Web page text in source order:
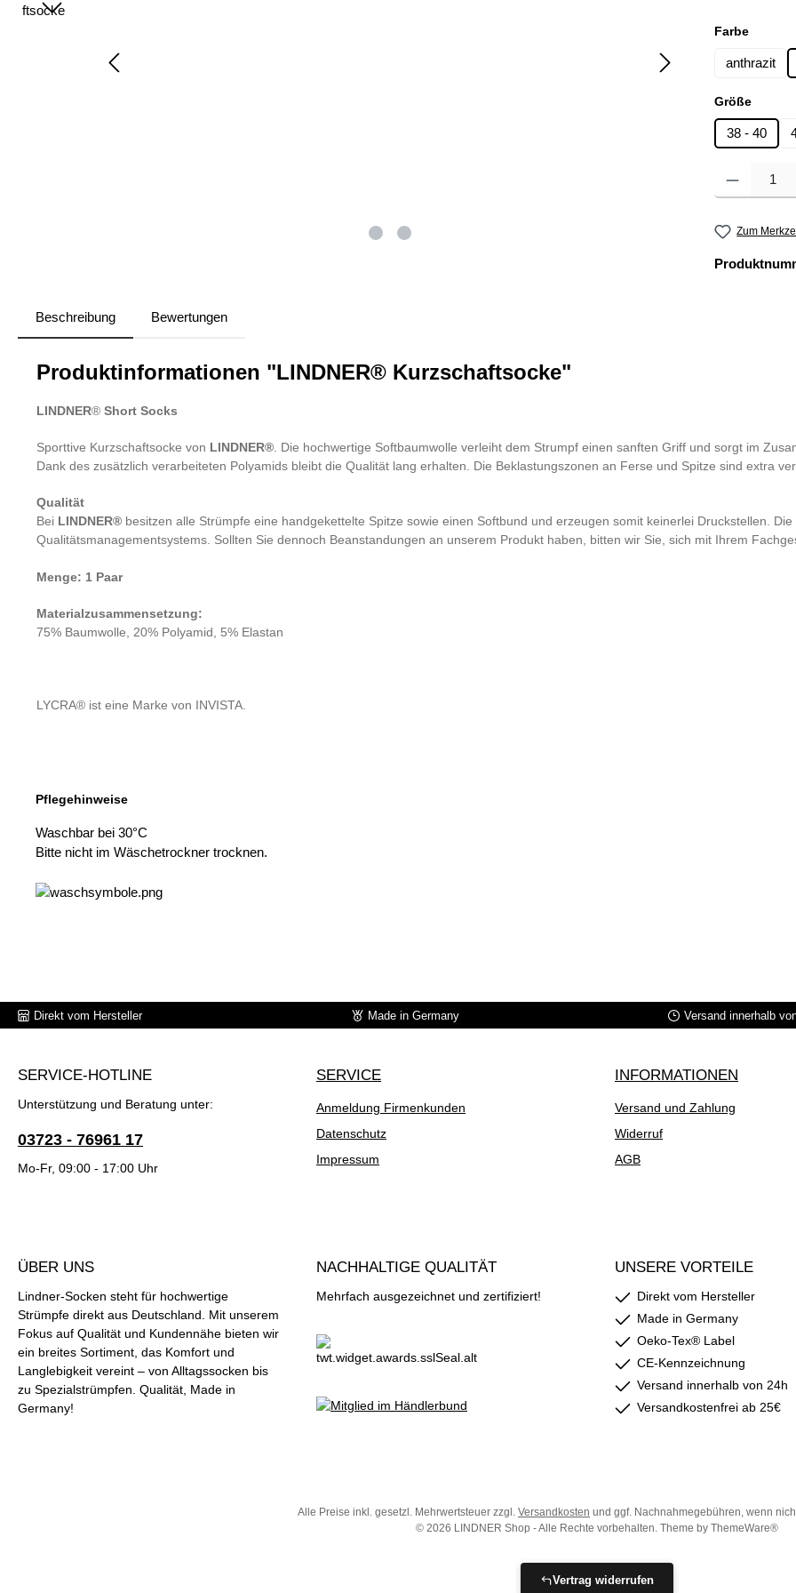
Farbe
anthrazit
Größe
38 - 40
Produkt
Zum
Beschreibung Bewertungen
Produktinformationen "LINDNER® Kurzschaftsocke"
LINDNER® Short Socks
Sporttive Kurzschaftsocke von LINDNER®. Die hochwertige Softbaumwolle verleiht dem Strumpf einen sanften Griff und sorgt im
Dank des zusätzlich verarbeiteten Polyamids bleibt die Qualität lang erhalten. Die Beklastungszonen an Ferse und Spitze sind extra
Qualität
Bei LINDNER® besitzen alle Strümpfe eine handgekettelte Spitze sowie einen Softbund und erzeugen somit keinerlei Druckstellen.
Qualitätsmanagementsystems. Sollten Sie dennoch Beanstandungen an unserem Produkt haben, bitten wir Sie, sich mit Ihrem
Menge: 1 Paar
Materialzusammensetzung:
75% Baumwolle, 20% Polyamid, 5% Elastan
LYCRA® ist eine Marke von INVISTA.
Pflegehinweise
Waschbar bei 30°C
Bitte nicht im Wäschetrockner trocknen.
Direkt vom Hersteller Made in Germany Versand innerhalb
SERVICE-HOTLINE
Unterstützung und Beratung unter:
03723 - 76961 17
Mo-Fr, 09:00 - 17:00 Uhr
SERVICE
Anmeldung Firmenkunden
Datenschutz
Impressum
INFORMATIONEN
Versand und Zahlung
Widerruf
AGB
ÜBER UNS
Lindner-Socken steht für hochwertige
Strümpfe direkt aus Deutschland. Mit unserem
Fokus auf Qualität und Kundennähe bieten wir
ein breites Sortiment, das Komfort und
Langlebigkeit vereint – von Alltagssocken bis
zu Spezialstrümpfen. Qualität, Made in
Germany!
NACHHALTIGE QUALITÄT
Mehrfach ausgezeichnet und zertifiziert!
UNSERE VORTEILE
Direkt vom Hersteller
Made in Germany
Oeko-Tex® Label
CE-Kennzeichnung
Versand innerhalb von 24h
Versandkostenfrei ab 25€
Alle Preise inkl. gesetzl. Mehrwertsteuer zzgl. Versandkosten und ggf. Nachnahmegebühren, wenn
© 2026 LINDNER Shop - Alle Rechte vorbehalten. Theme by ThemeWare®
Vertrag widerrufen